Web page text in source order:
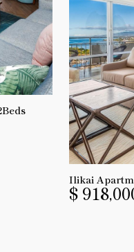
Ilikai
$